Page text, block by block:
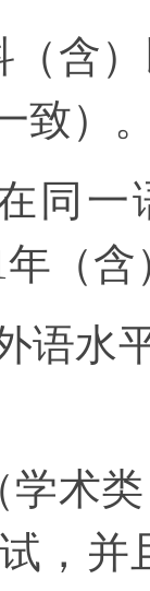
（含
致）
同
（
语水
学术
，